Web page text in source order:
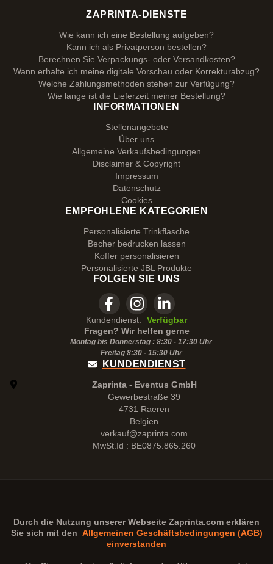
ZAPRINTA-DIENSTE
Wie kann ich eine Bestellung aufgeben?
Kann ich als Privatperson bestellen?
Berechnen Sie Verpackungs- oder Versandkosten?
Wann erhalte ich meine digitale Vorschau oder Korrekturabzug?
Welche Zahlungsmethoden stehen zur Verfügung?
Wie lange ist die Lieferzeit meiner Bestellung?
INFORMATIONEN
Stellenangebote
Über uns
Allgemeine Verkaufsbedingungen
Disclaimer & Copyright
Impressum
Datenschutz
Cookies
EMPFOHLENE KATEGORIEN
Personalisierte Trinkflasche
Becher bedrucken lassen
Koffer personalisieren
Personalisierte JBL Produkte
FOLGEN SIE UNS
Kundendienst:
Verfügbar
Fragen? Wir helfen gerne
Montag bis Donnerstag : 8:30 - 17:30 Uhr
Freitag 8:30 - 15:30Uhr
KUNDENDIENST
Zaprinta - Eventus GmbH
Gewerbestraße 39
4731 Raeren
Belgien
verkauf@zaprinta.com
MwSt.Id : BE0875.865.260
Durch die Nutzung unserer Webseite Zaprinta.com erklären
Sie sich mit den Allgemeinen Geschäftsbedingungen (AGB)
einverstanden